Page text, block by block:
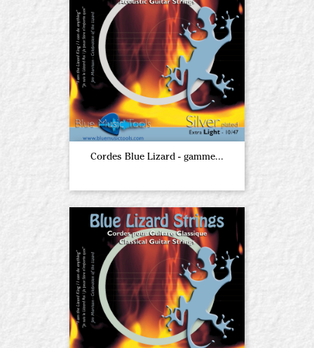
Cordes Blue Lizard - gamme...